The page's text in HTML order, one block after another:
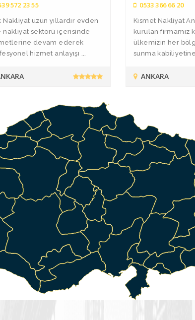
572 23 55
Nakliyat uzun yıllardır evden
nakliyat sektörü içerisinde
devam ederek
hizmet anlayışı ...
0533 366 66 20
Kısmet Nakliyat
kurulan firmamız
ülkemizin her
sunma kabiliyetine
ANKARA